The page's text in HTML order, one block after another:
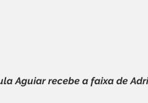
Aguiar recebe a faixa de